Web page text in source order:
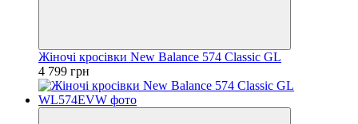
Жіночі кросівки New Balance 574 Classic GL
4 799 грн